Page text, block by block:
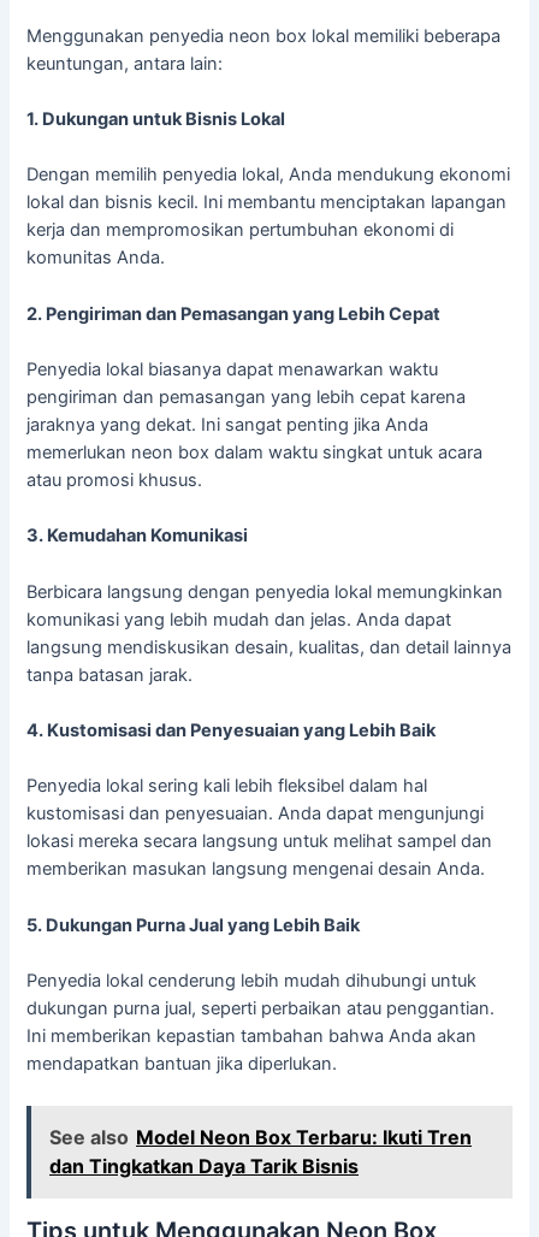
Menggunakan penyedia neon box lokal memiliki beberapa
keuntungan, antara lain:
1. Dukungan untuk Bisnis Lokal
Dengan memilih penyedia lokal, Anda mendukung ekonomi
lokal dan bisnis kecil. Ini membantu menciptakan lapangan
kerja dan mempromosikan pertumbuhan ekonomi di
komunitas Anda.
2. Pengiriman dan Pemasangan yang Lebih Cepat
Penyedia lokal biasanya dapat menawarkan waktu
pengiriman dan pemasangan yang lebih cepat karena
jaraknya yang dekat. Ini sangat penting jika Anda
memerlukan neon box dalam waktu singkat untuk acara
atau promosi khusus.
3. Kemudahan Komunikasi
Berbicara langsung dengan penyedia lokal memungkinkan
komunikasi yang lebih mudah dan jelas. Anda dapat
langsung mendiskusikan desain, kualitas, dan detail lainnya
tanpa batasan jarak.
4. Kustomisasi dan Penyesuaian yang Lebih Baik
Penyedia lokal sering kali lebih fleksibel dalam hal
kustomisasi dan penyesuaian. Anda dapat mengunjungi
lokasi mereka secara langsung untuk melihat sampel dan
memberikan masukan langsung mengenai desain Anda.
5. Dukungan Purna Jual yang Lebih Baik
Penyedia lokal cenderung lebih mudah dihubungi untuk
dukungan purna jual, seperti perbaikan atau penggantian.
Ini memberikan kepastian tambahan bahwa Anda akan
mendapatkan bantuan jika diperlukan.
See also Model Neon Box Terbaru: Ikuti Tren
dan Tingkatkan Daya Tarik Bisnis
Tips untuk Menggunakan Neon Box